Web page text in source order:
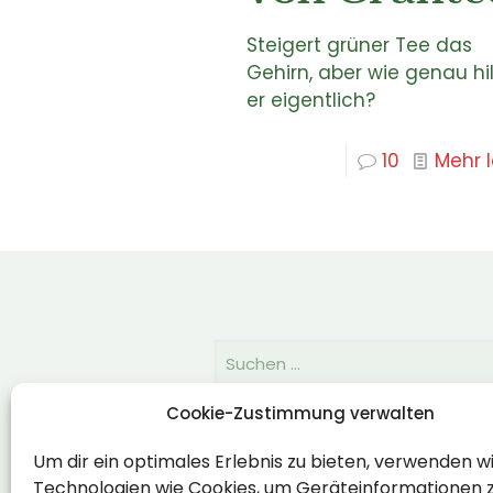
Cookie-Zustimmung verwalten
Um dir ein optimales Erlebnis zu bieten, verwenden
Steigert grüner Tee das
Gehirn, aber wie genau
er eigentlich?
10 Mehr